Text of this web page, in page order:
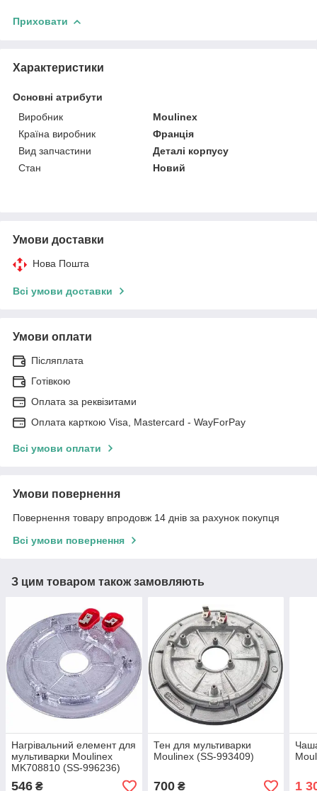
Приховати
Характеристики
Основні атрибути
Виробник
Moulinex
Країна виробник
Франція
Вид запчастини
Деталі корпусу
Стан
Новий
Умови доставки
Нова Пошта
Всі умови доставки
Умови оплати
Післяплата
Готівкою
Оплата за реквізитами
Оплата карткою Visa, Mastercard - WayForPay
Всі умови оплати
Умови повернення
Повернення товару впродовж 14 днів за рахунок покупця
Всі умови повернення
З цим товаром також замовляють
Нагрівальний елемент для
мультиварки Moulinex
MK708810 (SS-996236)
546 ₴
Тен для мультиварки
Moulinex (SS-993409)
700₴ 1